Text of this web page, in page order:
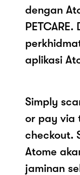
dengan
aplikasi
Simply
or pay via
checkout.
Atome
jaminan